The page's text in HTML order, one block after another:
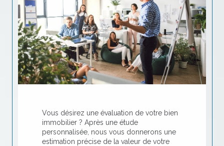
Vous désirez une évaluation de votre bien
immobilier ? Après une étude
personnalisée, nous vous donnerons une
estimation précise de la valeur de votre